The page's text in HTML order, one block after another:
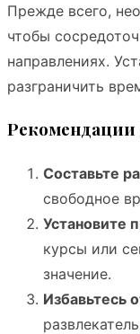
Прежде всего,
чтобы
направлениях.
разграничить
Рекомендации
Составьте
свободное
Установите
курсы или
значение.
Избавьтесь